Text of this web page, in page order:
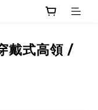
戴式高領 /